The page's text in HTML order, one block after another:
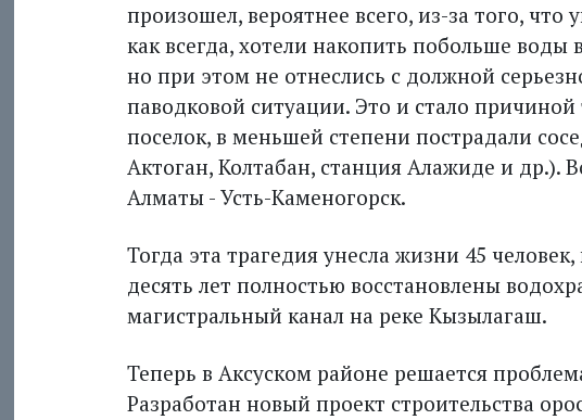
произошел, вероятнее всего, из-за того,
как всегда, хотели накопить побольше воды
но при этом не отнеслись с должной
паводковой ситуации. Это и стало
поселок, в меньшей степени пострадали
Актоган, Колтабан, станция Алажиде и др.).
Алматы - Усть-Каменогорск.
Тогда эта трагедия унесла жизни 45
десять лет полностью восстановлены
магистральный канал на реке Кызылагаш.
Теперь в Аксуском районе решается
Разработан новый проект строительства